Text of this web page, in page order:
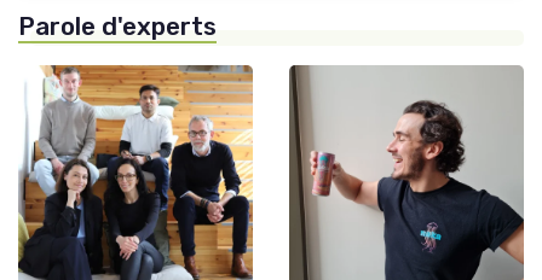
Parole d'experts